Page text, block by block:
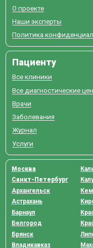
О проекте
Наши эксперты
Политика
Пациенту
Все клиники
Все диагностические
Врачи
Заболевания
Журнал
Услуги
Москва
Санкт-Петербург
Архангельск
Астрахань
Барнаул
Белгород
Брянск
Владикавказ